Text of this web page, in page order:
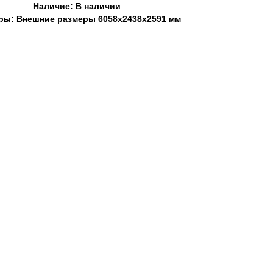
Наличие: В наличии
Внешние размеры 6058х2438х2591 мм